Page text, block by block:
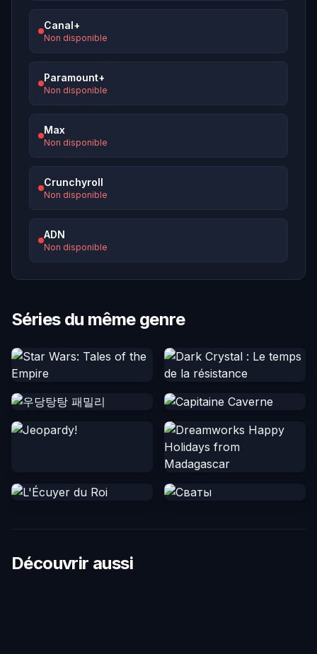
Canal+
Non disponible
Paramount+
Non disponible
Max
Non disponible
Crunchyroll
Non disponible
ADN
Non disponible
Séries du même genre
Découvrir aussi